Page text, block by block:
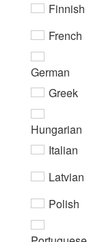
Finnish
French
German
Greek
Hungarian
Italian
Latvian
Polish